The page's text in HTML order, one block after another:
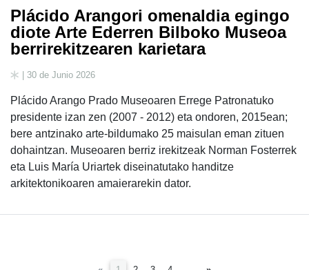
Plácido Arangori omenaldia egingo
diote Arte Ederren Bilboko Museoa
berrirekitzearen karietara
| 30 de Junio 2026
Plácido Arango Prado Museoaren Errege Patronatuko
presidente izan zen (2007 - 2012) eta ondoren, 2015ean;
bere antzinako arte-bildumako 25 maisulan eman zituen
dohaintzan. Museoaren berriz irekitzeak Norman Fosterrek
eta Luis María Uriartek diseinatutako handitze
arkitektonikoaren amaierarekin dator.